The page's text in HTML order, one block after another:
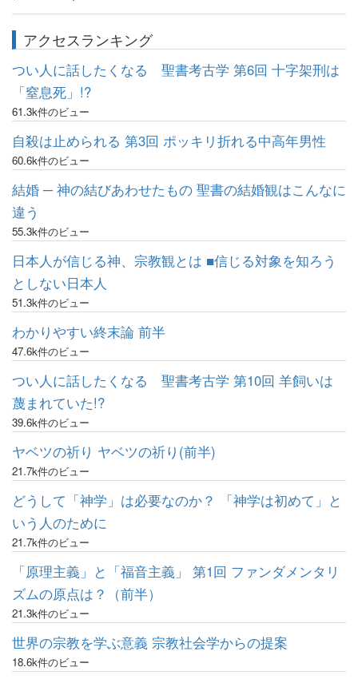
アクセスランキング
つい人に話したくなる 聖書考古学 第6回 十字架刑は
「窒息死」!?
61.3k件のビュー
自殺は止められる 第3回 ポッキリ折れる中高年男性
60.6k件のビュー
結婚 ─ 神の結びあわせたもの 聖書の結婚観はこんなに
違う
55.3k件のビュー
日本人が信じる神、宗教観とは ■信じる対象を知ろう
としない日本人
51.3k件のビュー
わかりやすい終末論 前半
47.6k件のビュー
つい人に話したくなる 聖書考古学 第10回 羊飼いは
蔑まれていた!?
39.6k件のビュー
ヤベツの祈り ヤベツの祈り(前半)
21.7k件のビュー
どうして「神学」は必要なのか？ 「神学は初めて」と
いう人のために
21.7k件のビュー
「原理主義」と「福音主義」 第1回 ファンダメンタリ
ズムの原点は？（前半）
21.3k件のビュー
世界の宗教を学ぶ意義 宗教社会学からの提案
18.6k件のビュー